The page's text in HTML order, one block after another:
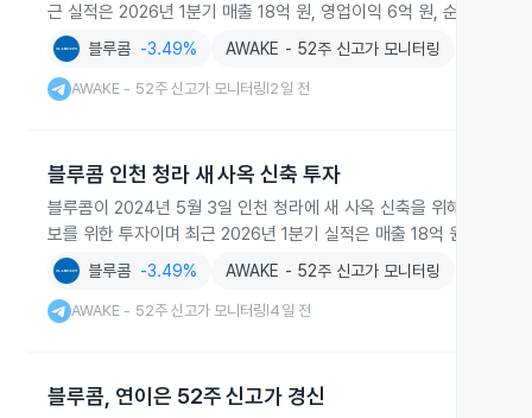
근 실적은 2026년 1분기 매출 18억 원, 영업이익 6억 원, 순이익 16억
블루콤 -3.49% AWAKE - 52주 신고가 모니터링
AWAKE - 52주 신고가 모니터링 2일 전
블루콤 인천 청라 새 사옥 신축 투자
블루콤이 2024년 5월 3일 인천 청라에 새 사옥 신축을 위해 220억
보를 위한 투자이며 최근 2026년 1분기 실적은 매출 18억 원, 영업이
블루콤 -3.49% AWAKE - 52주 신고가 모니터링
AWAKE - 52주 신고가 모니터링 4일 전
블루콤, 연이은 52주 신고가 경신